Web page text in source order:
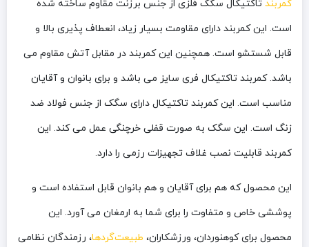
کمربند تاکتیکال سگک فلزی از جنس برزنت مقاوم ساخته شده
است. این کمربند دارای مقاومت بسیار زیاد، انعطاف پذیری بالا و
قابل شستشو است. همچنین این کمربند در مقابل آتش مقاوم می
باشد. کمربند تاکتیکال فری سایز می باشد و برای بانوان و آقایان
مناسب است. این کمربند تاکتیکال دارای سگک از جنس فولاد ضد
زنگ است. این سگک به صورت قفلی خرچنگی عمل می کند. این
کمربند قابلیت نصب غلاف تجهیزات رزمی را دارد.
این محصول که هم برای آقایان و هم بانوان قابل استفاده است و
پوششی خاص و متفاوت را برای شما به ارمغان می آورد. این
محصول برای کوهنوردان، ورزشکاران، طبیعت‌گردها، رزمندگان نظامی